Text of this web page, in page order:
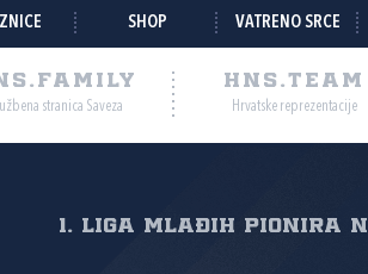
SHOP VATRENO SRCE
stranica Saveza
HNS.TEAM
Hrvatske reprezentacije
1. liga mlađih pionira